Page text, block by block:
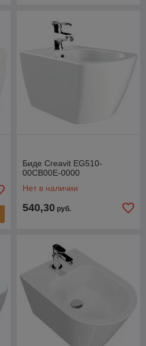
Биде Creavit EG510-
00CB00E-0000
Нет в наличии
540,30 руб.